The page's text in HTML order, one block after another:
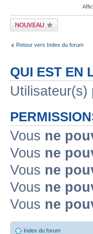
Publier un nouveau
sujet
Retour vers Index du forum
QUI EST EN
Vous ne
Vous ne
Vous ne
Vous ne
Vous ne
Index du forum